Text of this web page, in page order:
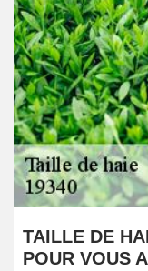
TAILLE DE
POUR VOUS